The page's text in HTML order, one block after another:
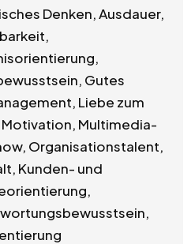
Denken, Ausdauer,
Gutes
Liebe zum
Motivation, Multimedia-
Organisationstalent,
Kunden- und